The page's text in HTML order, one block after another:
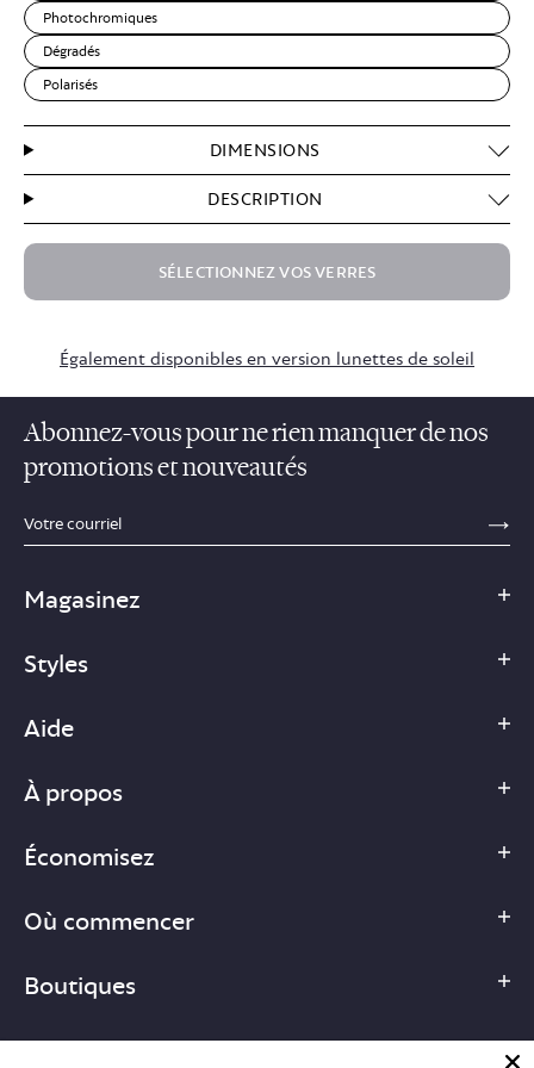
Photochromiques
Dégradés
Polarisés
DIMENSIONS
DESCRIPTION
SÉLECTIONNEZ VOS VERRES
$99.50
Également disponibles en version lunettes de soleil
Abonnez-vous pour ne rien manquer de nos
promotions et nouveautés
sections.footer.email_field_ada_label
Magasinez
Styles
Aide
À propos
Économisez
Où commencer
Boutiques